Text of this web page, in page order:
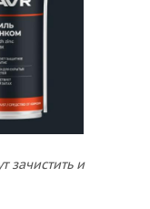
зачистить и